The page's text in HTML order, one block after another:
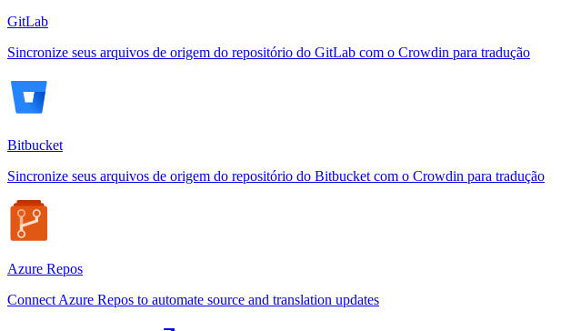
GitLab
Sincronize seus arquivos de origem do repositório do GitLab com o Crowdin para tradução
Bitbucket
Sincronize seus arquivos de origem do repositório do Bitbucket com o Crowdin para tradução
Azure Repos
Connect Azure Repos to automate source and translation updates